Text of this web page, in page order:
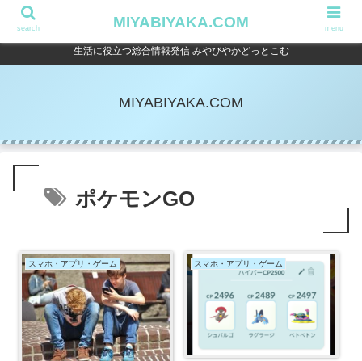
生活に役立つ総合情報発信 みやびやかどっとこむ
MIYABIYAKA.COM
ポケモンGO
スマホ・アプリ・ゲーム スマホ・アプリ・ゲーム
search MIYABIYAKA.COM menu